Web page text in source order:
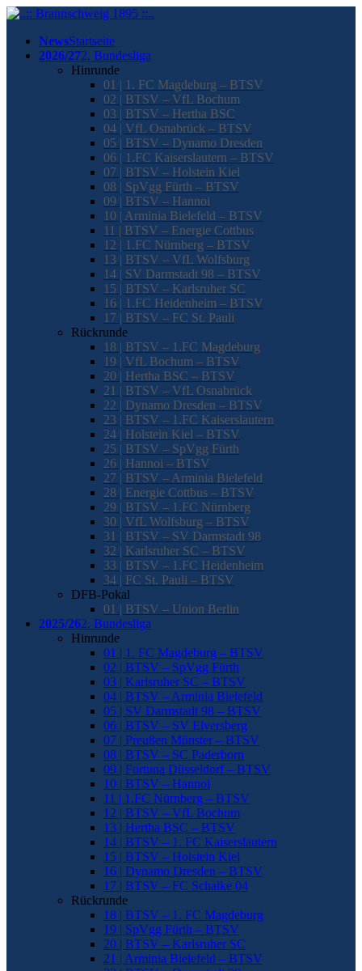
NewsStartseite
2026/272. Bundesliga
Hinrunde
01 | 1. FC Magdeburg – BTSV
02 | BTSV – VfL Bochum
03 | BTSV – Hertha BSC
04 | VfL Osnabrück – BTSV
05 | BTSV – Dynamo Dresden
06 | 1.FC Kaiserslautern – BTSV
07 | BTSV – Holstein Kiel
08 | SpVgg Fürth – BTSV
09 | BTSV – Hannoi
10 | Arminia Bielefeld – BTSV
11 | BTSV – Energie Cottbus
12 | 1.FC Nürnberg – BTSV
13 | BTSV – VfL Wolfsburg
14 | SV Darmstadt 98 – BTSV
15 | BTSV – Karlsruher SC
16 | 1.FC Heidenheim – BTSV
17 | BTSV – FC St. Pauli
Rückrunde
18 | BTSV – 1.FC Magdeburg
19 | VfL Bochum – BTSV
20 | Hertha BSC – BTSV
21 | BTSV – VfL Osnabrück
22 | Dynamo Dresden – BTSV
23 | BTSV – 1.FC Kaiserslautern
24 | Holstein Kiel – BTSV
25 | BTSV – SpVgg Fürth
26 | Hannoi – BTSV
27 | BTSV – Arminia Bielefeld
28 | Energie Cottbus – BTSV
29 | BTSV – 1.FC Nürnberg
30 | VfL Wolfsburg – BTSV
31 | BTSV – SV Darmstadt 98
32 | Karlsruher SC – BTSV
33 | BTSV – 1.FC Heidenheim
34 | FC St. Pauli – BTSV
DFB-Pokal
01 | BTSV – Union Berlin
2025/262. Bundesliga
Hinrunde
01 | 1. FC Magdeburg – BTSV
02 | BTSV – SpVgg Fürth
03 | Karlsruher SC – BTSV
04 | BTSV – Arminia Bielefeld
05 | SV Darmstadt 98 – BTSV
06 | BTSV – SV Elversberg
07 | Preußen Münster – BTSV
08 | BTSV – SC Paderborn
09 | Fortuna Düsseldorf – BTSV
10 | BTSV – Hannoi
11 | 1.FC Nürnberg – BTSV
12 | BTSV – VfL Bochum
13 | Hertha BSC – BTSV
14 | BTSV – 1. FC Kaiserslautern
15 | BTSV – Holstein Kiel
16 | Dynamo Dresden – BTSV
17 | BTSV – FC Schalke 04
Rückrunde
18 | BTSV – 1. FC Magdeburg
19 | SpVgg Fürth – BTSV
20 | BTSV – Karlsruher SC
21 | Arminia Bielefeld – BTSV